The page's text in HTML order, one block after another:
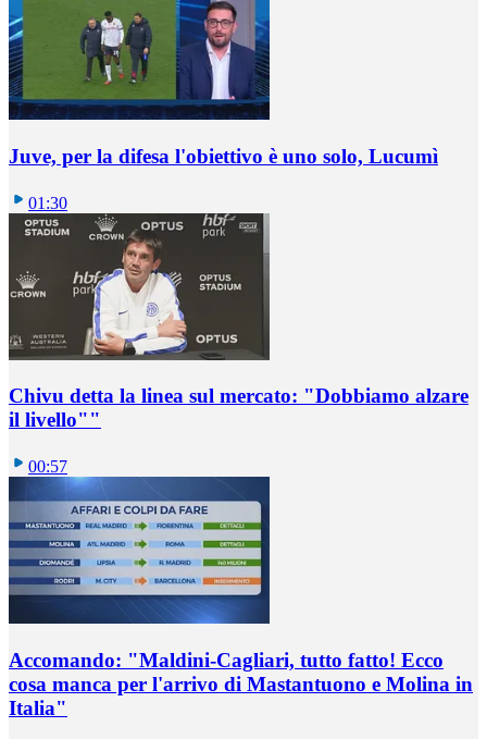
Juve, per la difesa l'obiettivo è uno solo, Lucumì
01:30
Chivu detta la linea sul mercato: "Dobbiamo alzare
il livello""
00:57
Accomando: "Maldini-Cagliari, tutto fatto! Ecco
cosa manca per l'arrivo di Mastantuono e Molina in
Italia"